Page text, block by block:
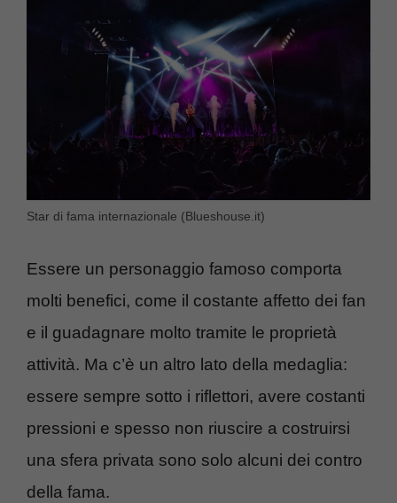
Star di fama internazionale (Blueshouse.it)
Essere un personaggio famoso comporta
molti benefici, come il costante affetto dei fan
e il guadagnare molto tramite le proprietà
attività. Ma c’è un altro lato della medaglia:
essere sempre sotto i riflettori, avere costanti
pressioni e spesso non riuscire a costruirsi
una sfera privata sono solo alcuni dei contro
della fama.